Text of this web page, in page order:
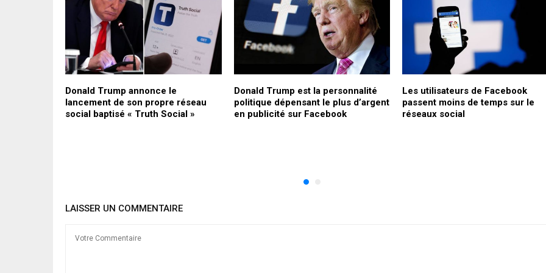
Donald Trump annonce le
lancement de son propre réseau
social baptisé « Truth Social »
Donald Trump est la personnalité
politique dépensant le plus d’argent
en publicité sur Facebook
Les utilisateurs de Facebook
passent moins de temps sur le
réseaux social
LAISSER UN COMMENTAIRE